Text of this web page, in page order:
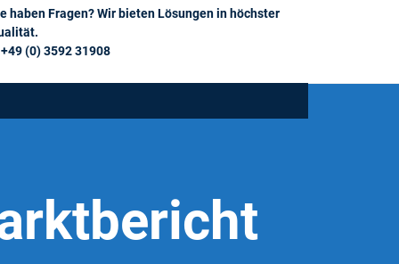
haben Fragen? Wir bieten Lösungen in höchster
(0) 3592 31908